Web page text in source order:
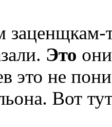
заценщкам-
Это
это не
Вот